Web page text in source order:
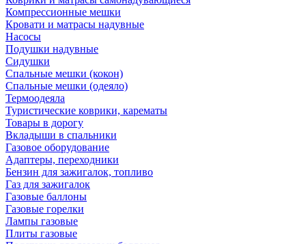
Компрессионные мешки
Кровати и матрасы надувные
Насосы
Подушки надувные
Сидушки
Спальные мешки (кокон)
Спальные мешки (одеяло)
Термоодеяла
Туристические коврики, карематы
Товары в дорогу
Вкладыши в спальники
Газовое оборудование
Адаптеры, переходники
Бензин для зажигалок, топливо
Газ для зажигалок
Газовые баллоны
Газовые горелки
Лампы газовые
Плиты газовые